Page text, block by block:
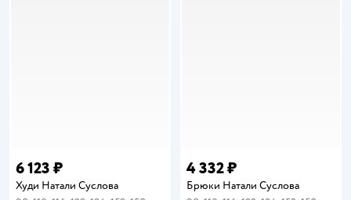
6 123 ₽
Худи Натали Суслова
4 332 ₽
Брюки Натали Суслова